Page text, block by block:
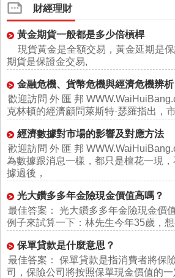
財經理財
黃金期貨一般都是多少倍槓桿
現貨黃金是全額交易，黃金延期
期貨是保證金交易,
金融危機、貨幣危機與經濟危機辨析
歡迎訪問 外 匯 邦
克林頓的經濟顧問萊斯特·瑟羅指出，
經濟數據對市場的影響及對應方法
歡迎訪問 外 匯 邦
為數據跟消息一樣，都只是檀花一現
據過後，
光大鑽多多年金險現金價值高嗎？
最佳答案： 光大鑽多多年金險現金價
例子來試算一下：林先生今年35歲，
保單貸款是什麼意思？
最佳答案： 保單貸款是指消費者將保
司，保險公司將按照保單現金價值的